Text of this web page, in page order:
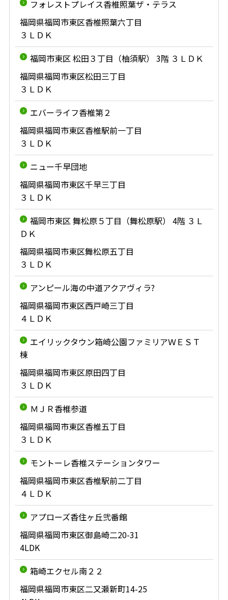
フォレストプレイス香椎照葉ザ・テラス
福岡県福岡市東区香椎照葉六丁目
３ＬＤＫ
福岡市東区 松田３丁目（柚須駅） 3階 ３ＬＤＫ
福岡県福岡市東区松田三丁目
３ＬＤＫ
エバーライフ香椎第２
福岡県福岡市東区香椎駅前一丁目
３ＬＤＫ
ニュー千早団地
福岡県福岡市東区千早三丁目
３ＬＤＫ
福岡市東区 舞松原５丁目（舞松原駅） 4階 ３Ｌ
ＤＫ
福岡県福岡市東区舞松原五丁目
３ＬＤＫ
アンピール海の中道アクアヴィラ?
福岡県福岡市東区西戸崎三丁目
４ＬＤＫ
エイリックタウン箱崎公園ファミリアＷＥＳＴ
棟
福岡県福岡市東区原田四丁目
３ＬＤＫ
ＭＪＲ香椎参道
福岡県福岡市東区香椎五丁目
３ＬＤＫ
モントーレ香椎ステーションタワー
福岡県福岡市東区香椎駅前二丁目
４ＬＤＫ
アプローズ香住ヶ丘弐番館
福岡県福岡市東区御島崎二20-31
4LDK
箱崎エクセル南２２
福岡県福岡市東区二又瀬新町14-25